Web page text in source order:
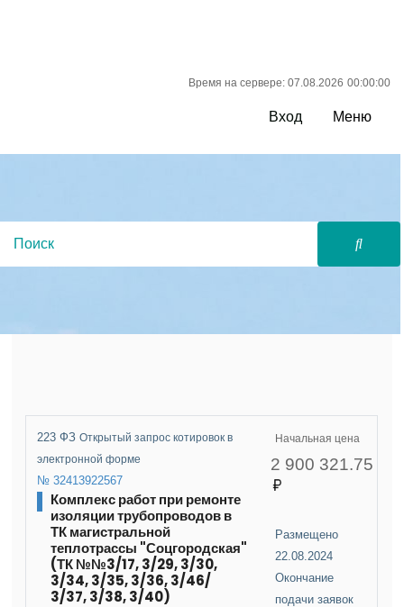
Время на сервере: 07.08.2026 00:00:00
Вход Меню
223 ФЗОткрытый запрос котировок в
электронной форме
№ 32413922567
Комплекс работ при ремонте
изоляции трубопроводов в
ТК магистральной
теплотрассы "Соцгородская"
(ТК №№3/17, 3/29, 3/30,
3/34, 3/35, 3/36, 3/46/
3/37, 3/38, 3/40)
Начальная цена
2 900 321.75
Размещено
22.08.2024
Окончание
подачи заявок